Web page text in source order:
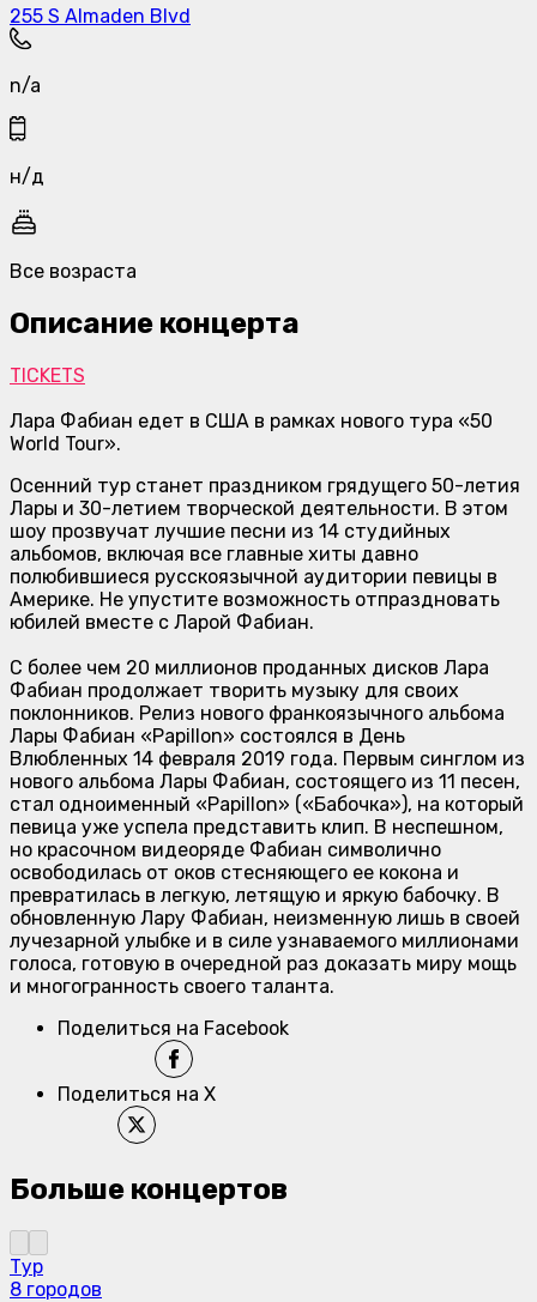
255 S Almaden Blvd
n/a
н/д
Все возраста
Описание концерта
TICKETS
Лара Фабиан едет в США в рамках нового тура «50
World Tour».
Осенний тур станет праздником грядущего 50-летия
Лары и 30-летием творческой деятельности. В этом
шоу прозвучат лучшие песни из 14 студийных
альбомов, включая все главные хиты давно
полюбившиеся русскоязычной аудитории певицы в
Америке. Не упустите возможность отпраздновать
юбилей вместе с Ларой Фабиан.
С более чем 20 миллионов проданных дисков Лара
Фабиан продолжает творить музыку для своих
поклонников. Релиз нового франкоязычного альбома
Лары Фабиан «Papillon» состоялся в День
Влюбленных 14 февраля 2019 года. Первым синглом из
нового альбома Лары Фабиан, состоящего из 11 песен,
стал одноименный «Papillon» («Бабочка»), на который
певица уже успела представить клип. В неспешном,
но красочном видеоряде Фабиан символично
освободилась от оков стесняющего ее кокона и
превратилась в легкую, летящую и яркую бабочку. В
обновленную Лару Фабиан, неизменную лишь в своей
лучезарной улыбке и в силе узнаваемого миллионами
голоса, готовую в очередной раз доказать миру мощь
и многогранность своего таланта.
Поделиться на Facebook
Поделиться на X
Больше концертов
Тур
8 городов